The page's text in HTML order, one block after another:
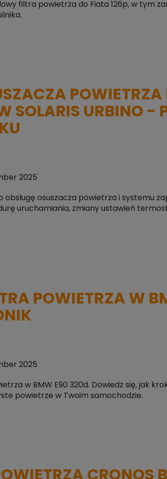
filtra powietrza do Fiata 126p, w tym
POWIETRZA I
SOLARIS URBINO -
2025
obsługę osuszacza powietrza i systemu
uruchamiania, zmiany ustawień
POWIETRZA W
2025
w BMW E90 320d. Dowiedz się, jak
powietrze w Twoim samochodzie.
CRONOS